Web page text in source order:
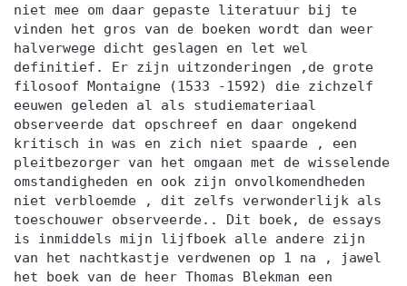
niet mee om daar gepaste literatuur bij te
vinden het gros van de boeken wordt dan weer
halverwege dicht geslagen en let wel
definitief. Er zijn uitzonderingen ,de grote
filosoof Montaigne (1533 -1592) die zichzelf
eeuwen geleden al als studiemateriaal
observeerde dat opschreef en daar ongekend
kritisch in was en zich niet spaarde , een
pleitbezorger van het omgaan met de wisselende
omstandigheden en ook zijn onvolkomendheden
niet verbloemde , dit zelfs verwonderlijk als
toeschouwer observeerde.. Dit boek, de essays
is inmiddels mijn lijfboek alle andere zijn
van het nachtkastje verdwenen op 1 na , jawel
het boek van de heer Thomas Blekman een